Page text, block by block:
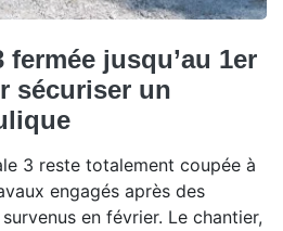
jusqu’au 1er
sécuriser un
3 reste totalement coupée à
engagés après des
en février. Le chantier,